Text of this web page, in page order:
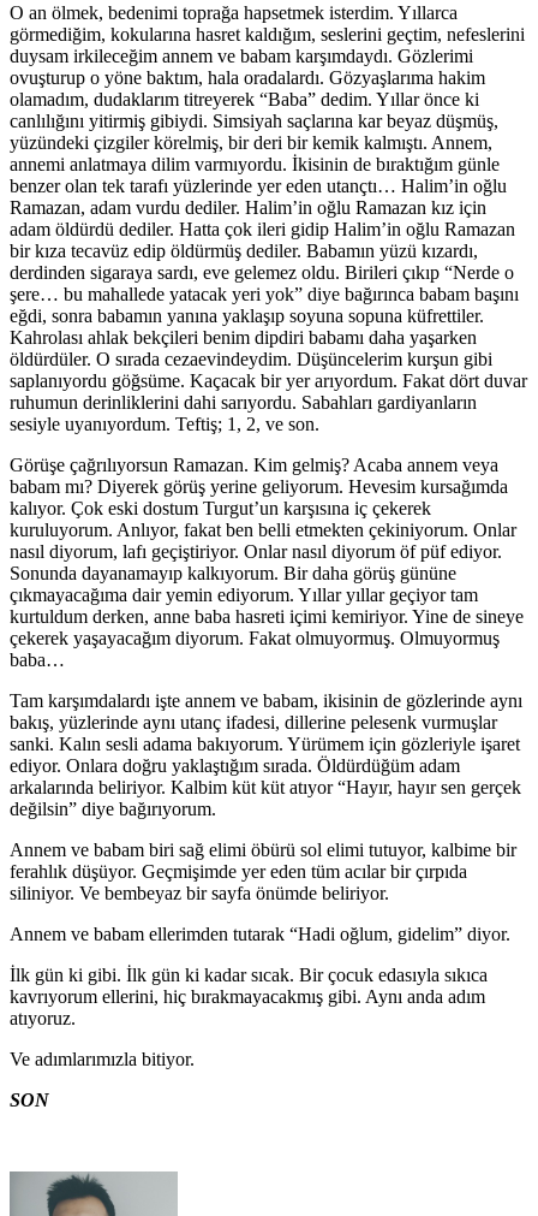
O an ölmek, bedenimi toprağa hapsetmek isterdim. Yıllarca
görmediğim, kokularına hasret kaldığım, seslerini geçtim, nefeslerini
duysam irkileceğim annem ve babam karşımdaydı. Gözlerimi
ovuşturup o yöne baktım, hala oradalardı. Gözyaşlarıma hakim
olamadım, dudaklarım titreyerek “Baba” dedim. Yıllar önce ki
canlılığını yitirmiş gibiydi. Simsiyah saçlarına kar beyaz düşmüş,
yüzündeki çizgiler körelmiş, bir deri bir kemik kalmıştı. Annem,
annemi anlatmaya dilim varmıyordu. İkisinin de bıraktığım günle
benzer olan tek tarafı yüzlerinde yer eden utançtı… Halim’in oğlu
Ramazan, adam vurdu dediler. Halim’in oğlu Ramazan kız için
adam öldürdü dediler. Hatta çok ileri gidip Halim’in oğlu Ramazan
bir kıza tecavüz edip öldürmüş dediler. Babamın yüzü kızardı,
derdinden sigaraya sardı, eve gelemez oldu. Birileri çıkıp “Nerde o
şere… bu mahallede yatacak yeri yok” diye bağırınca babam başını
eğdi, sonra babamın yanına yaklaşıp soyuna sopuna küfrettiler.
Kahrolası ahlak bekçileri benim dipdiri babamı daha yaşarken
öldürdüler. O sırada cezaevindeydim. Düşüncelerim kurşun gibi
saplanıyordu göğsüme. Kaçacak bir yer arıyordum. Fakat dört duvar
ruhumun derinliklerini dahi sarıyordu. Sabahları gardiyanların
sesiyle uyanıyordum. Teftiş; 1, 2, ve son.
Görüşe çağrılıyorsun Ramazan. Kim gelmiş? Acaba annem veya
babam mı? Diyerek görüş yerine geliyorum. Hevesim kursağımda
kalıyor. Çok eski dostum Turgut’un karşısına iç çekerek
kuruluyorum. Anlıyor, fakat ben belli etmekten çekiniyorum. Onlar
nasıl diyorum, lafı geçiştiriyor. Onlar nasıl diyorum öf püf ediyor.
Sonunda dayanamayıp kalkıyorum. Bir daha görüş gününe
çıkmayacağıma dair yemin ediyorum. Yıllar yıllar geçiyor tam
kurtuldum derken, anne baba hasreti içimi kemiriyor. Yine de sineye
çekerek yaşayacağım diyorum. Fakat olmuyormuş. Olmuyormuş
baba…
Tam karşımdalardı işte annem ve babam, ikisinin de gözlerinde aynı
bakış, yüzlerinde aynı utanç ifadesi, dillerine pelesenk vurmuşlar
sanki. Kalın sesli adama bakıyorum. Yürümem için gözleriyle işaret
ediyor. Onlara doğru yaklaştığım sırada. Öldürdüğüm adam
arkalarında beliriyor. Kalbim küt küt atıyor “Hayır, hayır sen gerçek
değilsin” diye bağırıyorum.
Annem ve babam biri sağ elimi öbürü sol elimi tutuyor, kalbime bir
ferahlık düşüyor. Geçmişimde yer eden tüm acılar bir çırpıda
siliniyor. Ve bembeyaz bir sayfa önümde beliriyor.
Annem ve babam ellerimden tutarak “Hadi oğlum, gidelim” diyor.
İlk gün ki gibi. İlk gün ki kadar sıcak. Bir çocuk edasıyla sıkıca
kavrıyorum ellerini, hiç bırakmayacakmış gibi. Aynı anda adım
atıyoruz.
Ve adımlarımızla bitiyor.
SON